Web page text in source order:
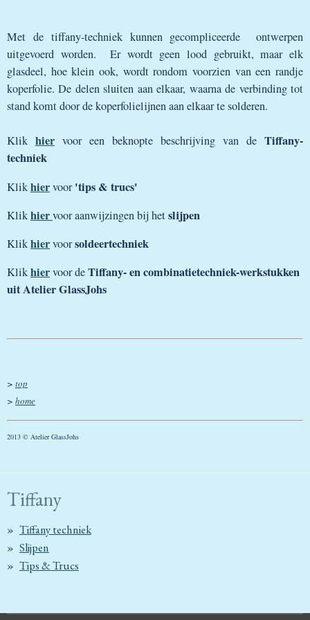
Met de tiffany-techniek kunnen gecompliceerde ontwerpen
uitgevoerd worden. Er wordt geen lood gebruikt, maar elk
glasdeel, hoe klein ook, wordt rondom voorzien van een randje
koperfolie. De delen sluiten aan elkaar, waarna de verbinding tot
stand komt door de koperfolielijnen aan elkaar te solderen.
Klik hiervoor een beknopte beschrijving van de Tiffany-
techniek
Klikhiervoor'tips & trucs'
Klikhiervoor aanwijzingen bij hetslijpen
Klikhiervoorsoldeertechniek
Klikhiervoor deTiffany- en combinatietechniek-werkstukken
uit Atelier GlassJohs
> top
> home
2013 © Atelier GlassJohs
Tiffany
Tiffany techniek
Slijpen
Tips & Trucs